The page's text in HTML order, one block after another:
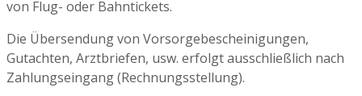
von Flug- oder Bahntickets.
Die Übersendung von Vorsorgebescheinigungen,
Gutachten, Arztbriefen, usw. erfolgt ausschließlich nach
Zahlungseingang (Rechnungsstellung).